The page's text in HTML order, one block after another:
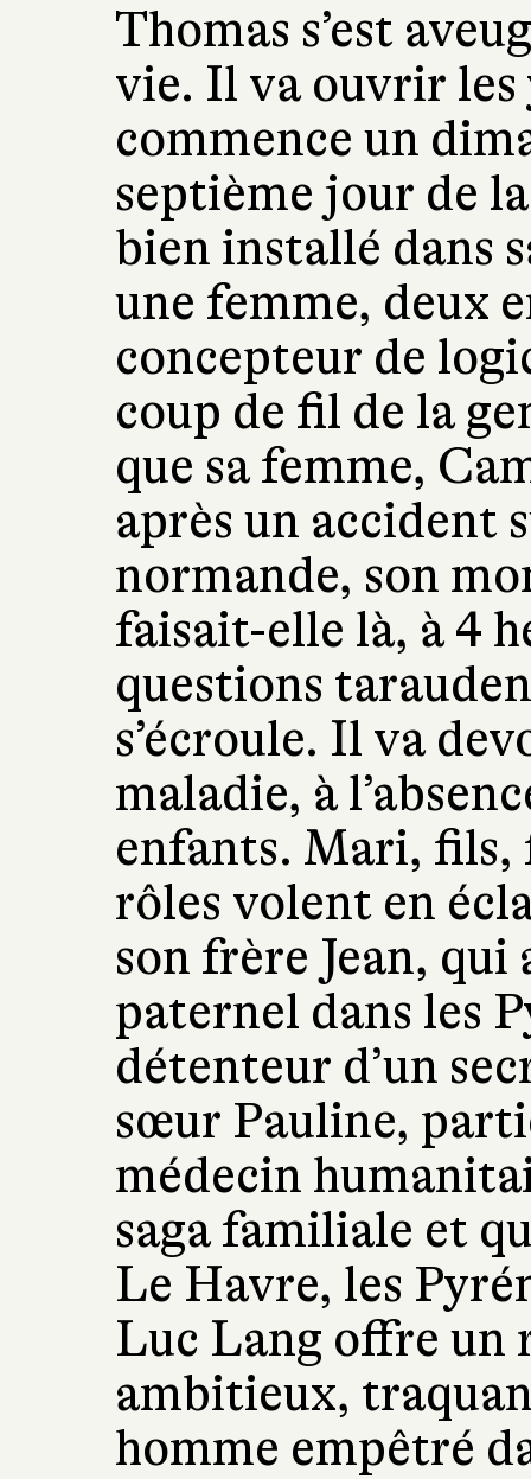
Thomas s’est
vie. Il va ouvrir
commence un
septième jour de
bien installé dans
une femme, deux
concepteur de
coup de fil de la
que sa femme,
après un accident
normande, son
faisait-elle là, à 4
questions
s’écroule. Il va
maladie, à
enfants. Mari, fils,
rôles volent en
son frère Jean, qui
paternel dans les
détenteur d’un
sœur Pauline,
médecin
saga familiale et
Le Havre, les
Luc Lang offre un
ambitieux,
homme empêtré